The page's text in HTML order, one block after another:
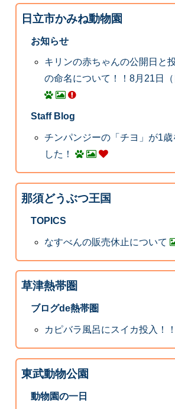
日立市かみね動物園
お知らせ
キリンの赤ちゃんの公開日と
の命名について！！8月21日（
Staff Blog
チンパンジーの「チヨ」が1歳
した！
那須どうぶつ王国
TOPICS
なすべんの販売休止について
草津熱帯圏
ブログde熱帯圏
カピバラ風呂にスイカ投入！！
東武動物公園
動物園の一日